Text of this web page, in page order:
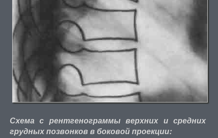
Схема с рентгенограммы верхних и средних
грудных позвонков в боковой проекции: